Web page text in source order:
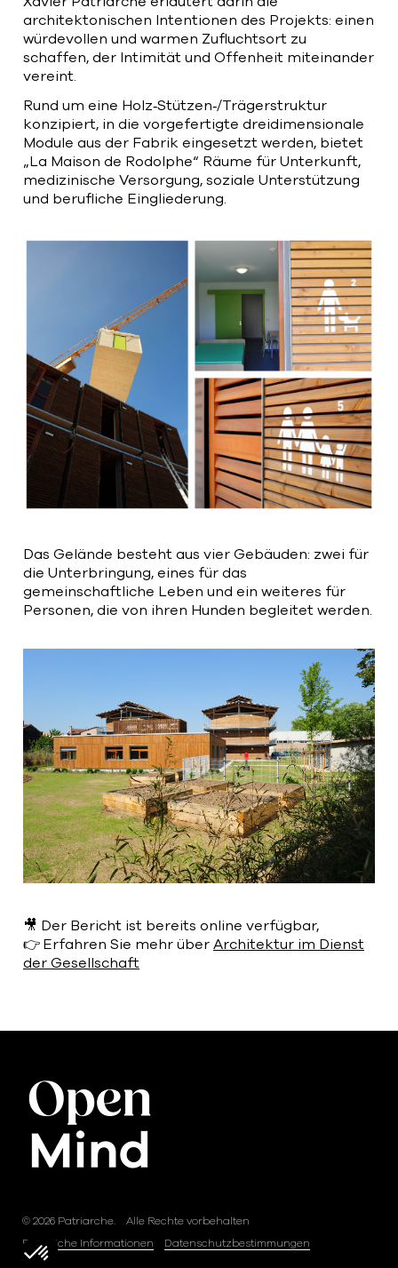
architektonischen Intentionen des Projekts: einen
würdevollen und warmen Zufluchtsort zu
schaffen, der Intimität und Offenheit miteinander
vereint.
Rund um eine Holz‑Stützen‑/Trägerstruktur
konzipiert, in die vorgefertigte dreidimensionale
Module aus der Fabrik eingesetzt werden, bietet
„La Maison de Rodolphe“ Räume für Unterkunft,
medizinische Versorgung, soziale Unterstützung
und berufliche Eingliederung.
Das Gelände besteht aus vier Gebäuden: zwei für
die Unterbringung, eines für das
gemeinschaftliche Leben und ein weiteres für
Personen, die von ihren Hunden begleitet werden.
🎥 Der Bericht ist bereits online verfügbar,
👉 Erfahren Sie mehr überArchitektur im Dienst
der Gesellschaft
© 2026 Patriarche.
Alle Rechte vorbehalten
Rechtliche Informationen
Datenschutzbestimmungen
Exploitant, fournisseur de services et
animateur d’espaces